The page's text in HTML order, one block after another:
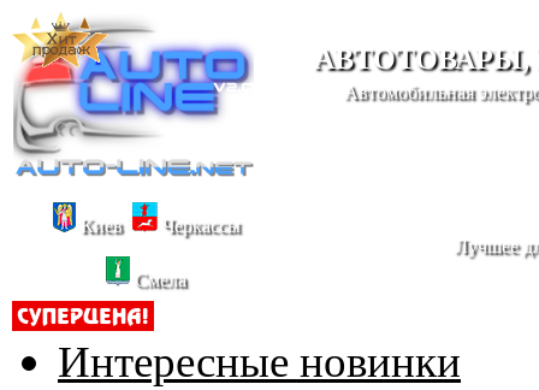
Автомобильная
Киев Черкассы
Смела
Лучшее
Интересные новинки